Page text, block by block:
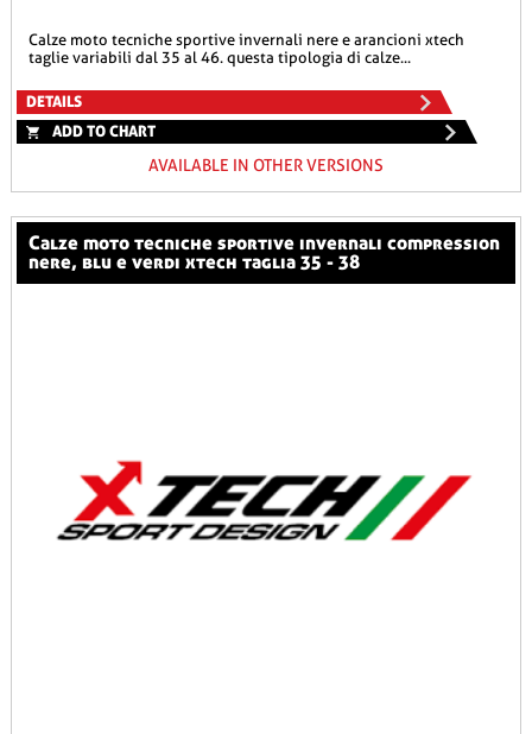
calze moto tecniche sportive invernali nere e arancioni xtech
taglie variabili dal 35 al 46. questa tipologia di calze...
DETAILS
ADD TO CHART
AVAILABLE IN OTHER VERSIONS
calze moto tecniche sportive invernali compression
nere, blu e verdi xtech taglia 35 - 38